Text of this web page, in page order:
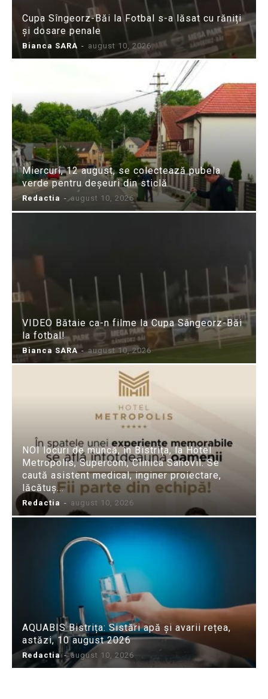
Cupa Sîngeorz-Băi la Fotbal s-a lăsat cu răniți
și dosare penale
Bianca SARA - august 10, 2026
Miercuri, 12 august, se colectează pubela
verde pentru deșeuri din sticlă
Redactia - august 10, 2026
VIDEO Bătaie ca-n filme la Cupa Sângeorz-Băi
la fotbal!
Bianca SARA - august 10, 2026
NOI locuri de muncă, în Bistrița, la Hotel
Metropolis, Supercom, Clinica Sanovil. Se
caută asistent medical, inginer proiectare,
lăcătuș...
Redactia - august 10, 2026
AQUABIS Bistrița: Sistări apă și avarii rețea,
astăzi, 10 august 2026
Redactia - august 10, 2026